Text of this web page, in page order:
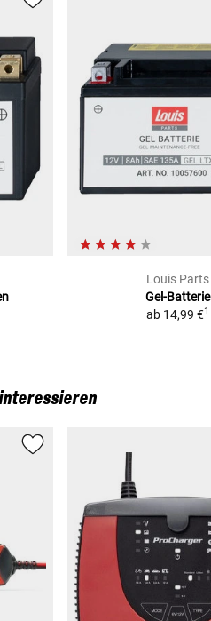
Louis Parts
Gel-Batterie
ab 14,99 €1